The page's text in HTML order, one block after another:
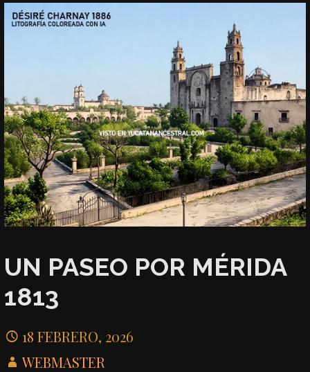
UN PASEO POR MÉRIDA
1813
18 FEBRERO, 2026
WEBMASTER